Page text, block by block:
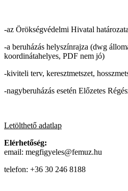
-az Örökségvédelmi Hivatal
-a beruházás helyszínrajza (dwg
koordinátahelyes, PDF nem jó)
-kiviteli terv, keresztmetszet,
-nagyberuházás esetén Előzetes
Letölthető adatlap
Elérhetőség:
email: megfigyeles@femuz.hu
telefon: +36 30 246 8188